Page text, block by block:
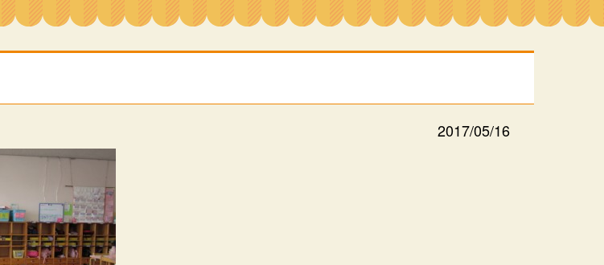
2017/05/16